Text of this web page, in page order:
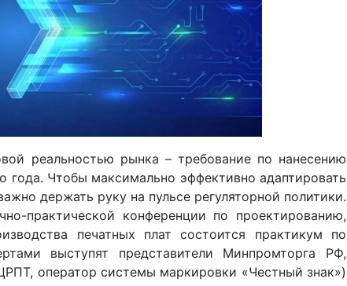
реальностью рынка – требование по нанесению
года. Чтобы максимально эффективно адаптировать
держать руку на пульсе регуляторной политики.
практической конференции по проектированию,
печатных плат состоится практикум по
выступят представители Минпромторга РФ,
оператор системы маркировки «Честный знак»)